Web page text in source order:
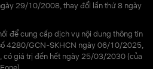
29/10/2008, thay đổi lần thứ 8 ngày
để cung cấp dịch vụ nội dung thông tin
4280/GCN-SKHCN ngày 06/10/2025,
giá trị đến hết ngày 25/03/2030 (của